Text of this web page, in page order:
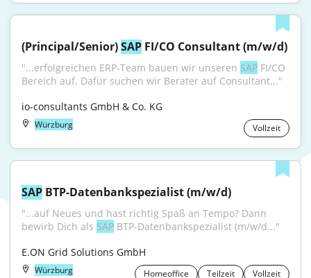
(Principal/Senior) SAP FI/CO Consultant (m/w/d)
"...erfolgreichen ERP-Team bauen wir unseren SAP FI/CO
Bereich auf. Dafür suchen wir Berater auf Consultant..."
io-consultants GmbH & Co. KG
Würzburg Vollzeit
SAP BTP-Datenbankspezialist (m/w/d)
"...auf Neues und hast richtig Spaß an Tempo? Dann
bewirb Dich als SAP BTP-Datenbankspezialist (m/w/d..."
E.ON Grid Solutions GmbH
Würzburg Homeoffice Teilzeit Vollzeit